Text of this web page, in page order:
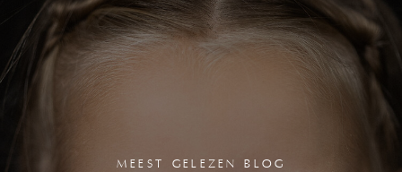
MEEST GELEZEN BLOG